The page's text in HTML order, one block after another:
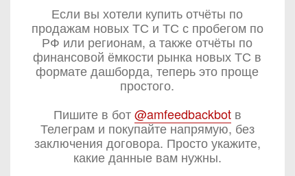
Если вы хотели купить отчёты по
продажам новых ТС и ТС с пробегом по
РФ или регионам, а также отчёты по
финансовой ёмкости рынка новых ТС в
формате дашборда, теперь это проще
простого.
Пишите в бот@amfeedbackbot в
Телеграм и покупайте напрямую, без
заключения договора. Просто укажите,
какие данные вам нужны.